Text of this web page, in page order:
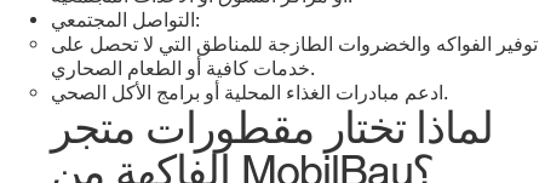
التواصل المجتمعي:
توفير الفواكه والخضروات الطازجة للمناطق التي لا تحصل على
خدمات كافية أو الطعام الصحاري.
ادعم مبادرات الغذاء المحلية أو برامج الأكل الصحي.
لماذا تختار مقطورات متجر
الفاكهة من MobilBau؟